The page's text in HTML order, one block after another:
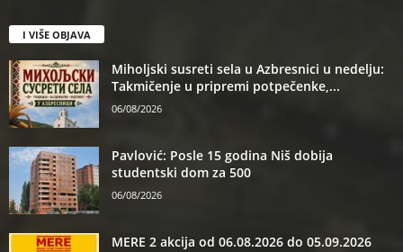
I VIŠE OBJAVA
Miholjski susreti sela u Azbresnici u nedelju:
Takmičenje u pripremi potpečenke,...
06/08/2026
Pavlović: Posle 15 godina Niš dobija
studentski dom za 500
06/08/2026
MERE 2 akcija od 06.08.2026 do 05.09.2026